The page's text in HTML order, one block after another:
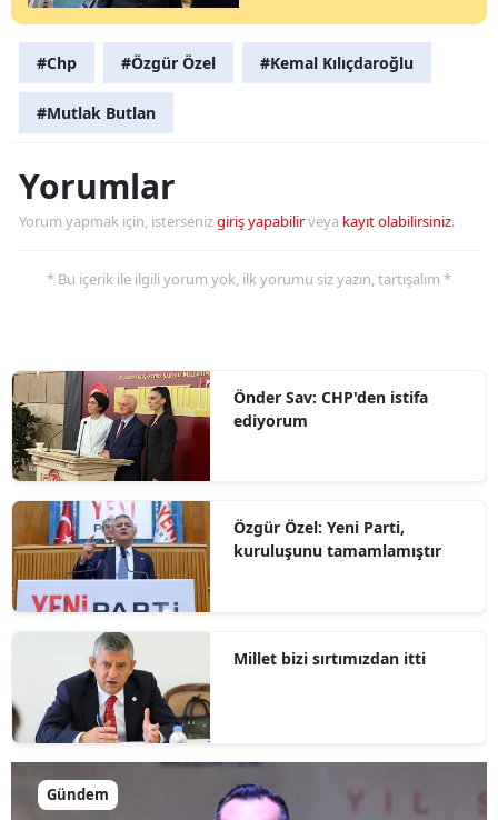
#Chp #Özgür Özel #Kemal Kılıçdaroğlu
#Mutlak Butlan
Yorumlar
Yorum yapmak için, istersenizgiriş yapabilirveya kayıt olabilirsiniz.
* Bu içerik ile ilgili yorum yok, ilk yorumu siz yazın, tartışalım *
Önder Sav: CHP'den istifa
ediyorum
Özgür Özel: Yeni Parti,
kuruluşunu tamamlamıştır
Millet bizi sırtımızdan itti
Gündem